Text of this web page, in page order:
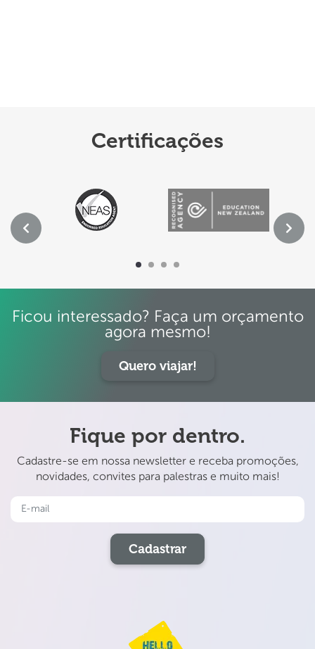
Certificações
Ficou interessado? Faça um orçamento
agora mesmo!
Quero viajar!
Fique por dentro.
Cadastre-se em nossa newsletter e receba promoções,
novidades, convites para palestras e muito mais!